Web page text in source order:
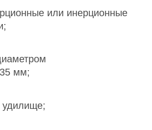
или инерционные
мм;
удилище;